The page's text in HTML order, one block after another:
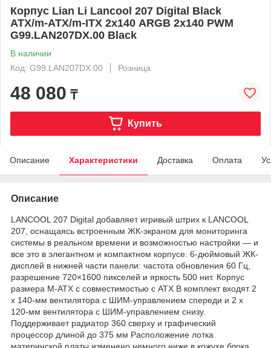
Корпус Lian Li Lancool 207 Digital Black
ATX/m-ATX/m-ITX 2х140 ARGB 2х140 PWM
G99.LAN207DX.00 Black
В наличии
Код: G99.LAN207DX.00
Розница
48 080 ₸
Купить
Описание Характеристики Доставка Оплата
Описание
LANCOOL 207 Digital добавляет игривый штрих к LANCOOL
207, оснащаясь встроенным ЖК-экраном для мониторинга
системы в реальном времени и возможностью настройки — и
все это в элегантном и компактном корпусе. 6-дюймовый ЖК-
дисплей в нижней части панели: частота обновления 60 Гц,
разрешение 720×1600 пикселей и яркость 500 нит. Корпус
размера M-ATX с совместимостью с ATX В комплект входят 2
x 140-мм вентилятора с ШИМ-управлением спереди и 2 x
120-мм вентилятора с ШИМ-управлением снизу.
Поддерживает радиатор 360 сверху и графический
процессор длиной до 375 мм Расположение лотка
материнской платы изменено немного ниже в кожухе блока